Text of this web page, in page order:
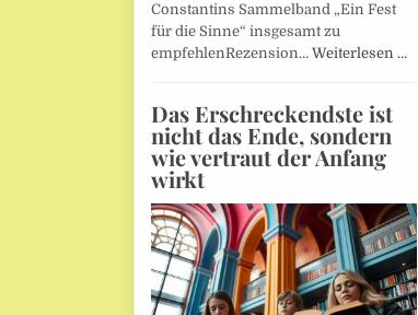
Constantins Sammelband „Ein Fest
für die Sinne“ insgesamt zu
empfehlenRezension… Weiterlesen …
Das Erschreckendste ist
nicht das Ende, sondern
wie vertraut der Anfang
wirkt